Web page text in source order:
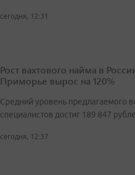
сегодня, 12:31
Рост вахтового найма в
Приморье вырос на 120%
Средний уровень предлагаемого
специалистов достиг 189 847
сегодня, 12:37